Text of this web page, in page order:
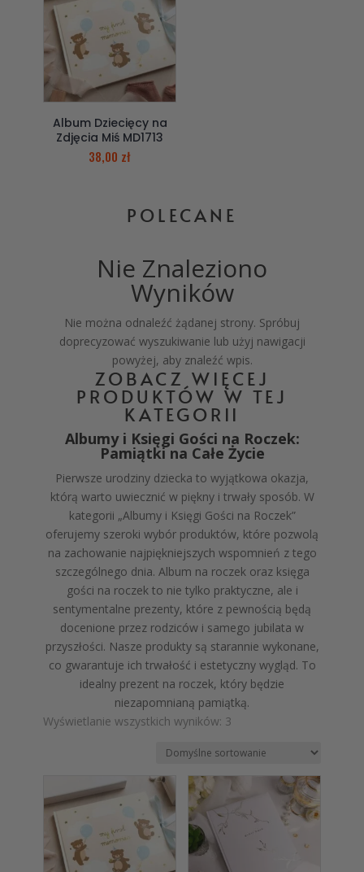
Album Dziecięcy na
Zdjęcia Miś MD1713
38,00 zł
POLECANE
Nie Znaleziono
Wyników
Nie można odnaleźć żądanej strony. Spróbuj
doprecyzować wyszukiwanie lub użyj nawigacji
powyżej, aby znaleźć wpis.
ZOBACZ WIĘCEJ
PRODUKTÓW W TEJ
KATEGORII
Albumy i Księgi Gości na Roczek:
Pamiątki na Całe Życie
Pierwsze urodziny dziecka to wyjątkowa okazja,
którą warto uwiecznić w piękny i trwały sposób. W
kategorii „Albumy i Księgi Gości na Roczek”
oferujemy szeroki wybór produktów, które pozwolą
na zachowanie najpiękniejszych wspomnień z tego
szczególnego dnia. Album na roczek oraz księga
gości na roczek to nie tylko praktyczne, ale i
sentymentalne prezenty, które z pewnością będą
docenione przez rodziców i samego jubilata w
przyszłości. Nasze produkty są starannie wykonane,
co gwarantuje ich trwałość i estetyczny wygląd. To
idealny prezent na roczek, który będzie
niezapomnianą pamiątką.
Wyświetlanie wszystkich wyników: 3